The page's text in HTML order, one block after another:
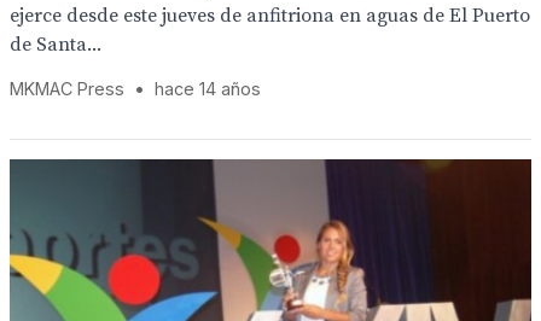
ejerce desde este jueves de anfitriona en aguas de El Puerto
de Santa...
MKMAC Press • hace 14 años